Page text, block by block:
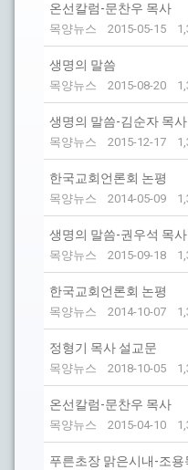
기타
온선칼럼-문찬우 목사
목양뉴스 2015-05-15
생명의 말씀
목양뉴스 2015-08-20
생명의 말씀-김순자 목사
목양뉴스 2015-12-17
한국교회언론회 논평
목양뉴스 2014-05-09
생명의 말씀-권우석 목사
목양뉴스 2015-09-18
한국교회언론회 논평
목양뉴스 2014-10-07
정형기 목사 설교문
목양뉴스 2018-10-05
온선칼럼-문찬우 목사
목양뉴스 2015-04-10
푸른초장 맑은시내-조용